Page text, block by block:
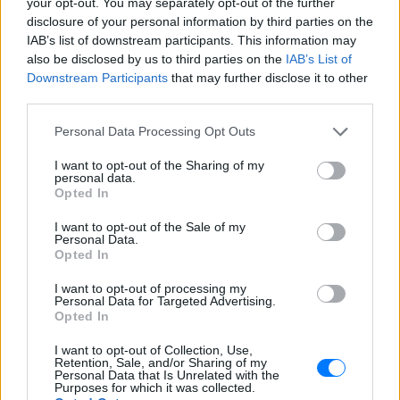
disclosure of your personal information by third parties on the
IAB’s list of downstream participants. This information may
also be disclosed by us to third parties on the IAB’s List of
Downstream Participants that may further disclose it to other
Personal Data Processing Opt Outs
I want to opt-out of the Sharing of my
personal data.
Opted In
I want to opt-out of the Sale of my
Personal Data.
Opted In
I want to opt-out of processing my
Personal Data for Targeted Advertising.
Opted In
I want to opt-out of Collection, Use,
Retention, Sale, and/or Sharing of my
Personal Data that Is Unrelated with the
Purposes for which it was collected.
ΔΕΙΤΕ ΕΠΙΣΗΣ
ΣΤΗΝ ΙΔΙΑ ΚΑΤΗΓΟΡΙΑ
Χούθι χτύπησαν Aramco, Ιράν
σκληραίνει τους όρους για τα
Στενά του Ορμούζ
Πυρκαγιά στο διυλιστήριο της Τζαζάν
μετά από επίθεση drone - Η Τεχεράνη
θαλάσσια δίοδος
Σαρακήνικο για να κάνουν
μπάνιο οι επιβάτες του
ΣΉΜΕΡΑ